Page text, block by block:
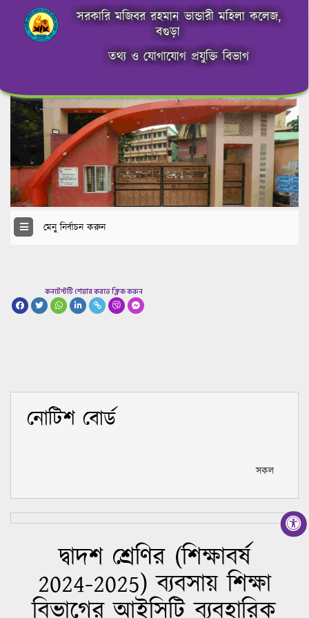
সরকারি মজিবর রহমান ভান্ডারী মহিলা কলেজ,
বগুড়া
তথ্য ও যোগাযোগ প্রযুক্তি বিভাগ
মেনু নির্বাচন করুন
কনটেন্টটি শেয়ার করতে ক্লিক করুন
নোটিশ বোর্ড
সকল
দ্বাদশ শ্রেণির (শিক্ষাবর্ষ
2024-2025) ব্যবসায় শিক্ষা